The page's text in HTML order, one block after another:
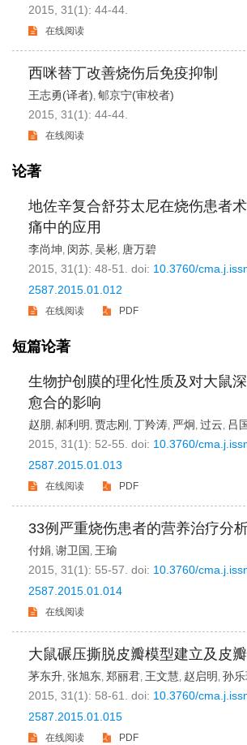
2015, 31(1): 44-44.
在线阅读
西咪替丁改善烧伤后免疫抑制
王志勇(译者), 郇京宁(审校者)
2015, 31(1): 44-44.
在线阅读
论著
地佐辛复合舒芬太尼在烧伤患者
痛中的应用
李尚坤, 闵苏, 吴彬, 唐万碧
2015, 31(1): 48-51. doi: 10.3760/
2587.2015.01.012
在线阅读 PDF
短篇论著
生物护创膜的理化性质及对大鼠
愈合的影响
赵朋, 郝利明 , 贾志刚 , 丁羚涛, 严炯, 过云, 吕
2015, 31(1): 52-55. doi: 10.3760/
2587.2015.01.013
在线阅读 PDF
33例严重烧伤患者的营养治疗分
付娟, 谢卫国 , 王瑜
2015, 31(1): 55-57. doi: 10.3760/
2587.2015.01.014
在线阅读
大鼠碾压撕脱皮瓣模型建立及皮
茅东升, 张旭东, 郑丽君, 王文慧, 赵启明 , 孙
2015, 31(1): 58-61. doi: 10.3760/
2587.2015.01.015
在线阅读 PDF